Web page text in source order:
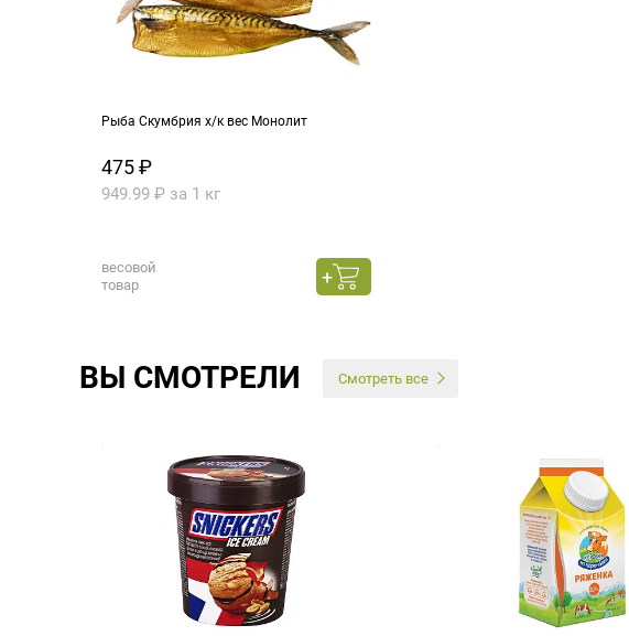
Рыба Скумбрия х/к вес Монолит
475 ₽
949.99 ₽ за 1 кг
весовой
товар
ВЫ СМОТРЕЛИ Смотреть все